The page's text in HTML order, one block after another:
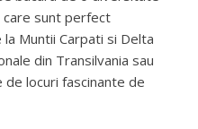
sunt perfect
Muntii Carpati si Delta
din Transilvania sau
locuri fascinante de